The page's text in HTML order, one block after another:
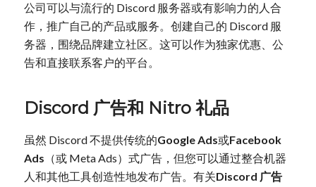
公司可以与流行的 Discord 服务器或有影响力的人合
作，推广自己的产品或服务。创建自己的 Discord 服
务器，围绕品牌建立社区。这可以作为独家优惠、公
告和直接联系客户的平台。
Discord 广告和 Nitro 礼品
虽然 Discord 不提供传统的Google Ads或Facebook
Ads （或 Meta Ads）式广告，但您可以通过整合机器
人和其他工具创造性地发布广告。有关Discord 广告